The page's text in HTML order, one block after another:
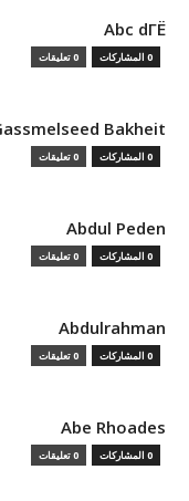
Abc dГЁ
0 المشاركات 0 تعليقات
Bakheit
0 المشاركات 0 تعليقات
Abdul Peden
0 المشاركات 0 تعليقات
Abdulrahman
0 المشاركات 0 تعليقات
Abe Rhoades
0 المشاركات 0 تعليقات